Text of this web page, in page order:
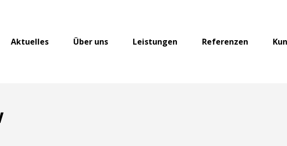
Aktuelles Über uns Leistungen Referenzen